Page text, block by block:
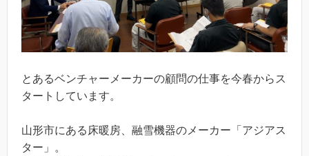
とあるベンチャーメーカーの顧問の仕事を今春からス
タートしています。
山形市にある床暖房、融雪機器のメーカー「アジアス
ター」。